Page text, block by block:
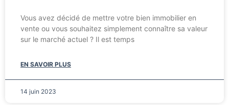
Vous avez décidé de mettre votre bien immobilier en
vente ou vous souhaitez simplement connaître sa valeur
sur le marché actuel ? Il est temps
EN SAVOIR PLUS
14 juin 2023